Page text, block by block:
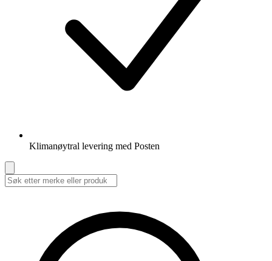
Klimanøytral levering med Posten